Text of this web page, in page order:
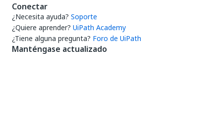
Conectar
¿Necesita ayuda? Soporte
¿Quiere aprender? UiPath Academy
¿Tiene alguna pregunta? Foro de UiPath
Manténgase actualizado